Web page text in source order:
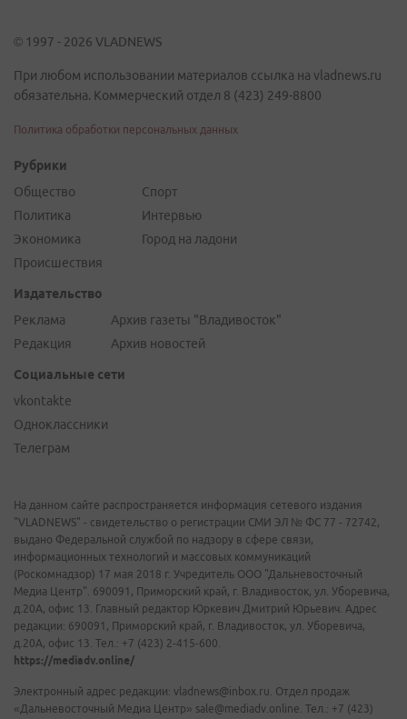
© 1997 - 2026 VLADNEWS
При любом использовании материалов ссылка на vladnews.ru
обязательна. Коммерческий отдел 8 (423) 249-8800
Политика обработки персональных данных
Рубрики
Общество
Политика
Экономика
Происшествия
Спорт
Интервью
Город на ладони
Издательство
Реклама
Редакция
Архив газеты "Владивосток"
Архив новостей
Социальные сети
vkontakte
Одноклассники
Телеграм
На данном сайте распространяется информация сетевого издания
"VLADNEWS" - свидетельство о регистрации СМИ ЭЛ № ФС 77 - 72742,
выдано Федеральной службой по надзору в сфере связи,
информационных технологий и массовых коммуникаций
(Роскомнадзор) 17 мая 2018 г. Учредитель ООО "Дальневосточный
Медиа Центр". 690091, Приморский край, г. Владивосток, ул. Уборевича,
д.20А, офис 13. Главный редактор Юркевич Дмитрий Юрьевич. Адрес
редакции: 690091, Приморский край, г. Владивосток, ул. Уборевича,
д.20А, офис 13. Тел.: +7 (423) 2-415-600.
https://mediadv.online/
Электронный адрес редакции: vladnews@inbox.ru. Отдел продаж
«Дальневосточный Медиа Центр» sale@mediadv.online. Тел.: +7 (423)